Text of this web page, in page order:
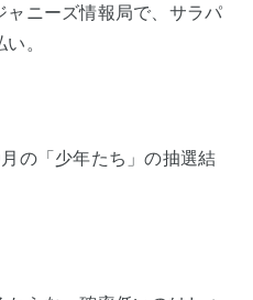
ニーズ情報局で、サラパ
。
の「少年たち」の抽選結